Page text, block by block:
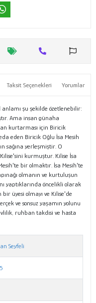
Taksit Seçenekleri Yorumlar
şu şekilde özetlenebilir:
Ama insan günaha
kurtarması için Biricik
eden Biricik Oğlu İsa Mesih
sağına yerleşmiştir. O
kurmuştur. Kilise İsa
bir olmaktır. İsa Mesih'te
olmanın ve kurtuluşun
yaptıklarında öncelikli olarak
üyesi olmayı ve Kilise'de
ve sonsuz yaşamın yolunu
ruhban takdisi ve hasta
Seyfeli